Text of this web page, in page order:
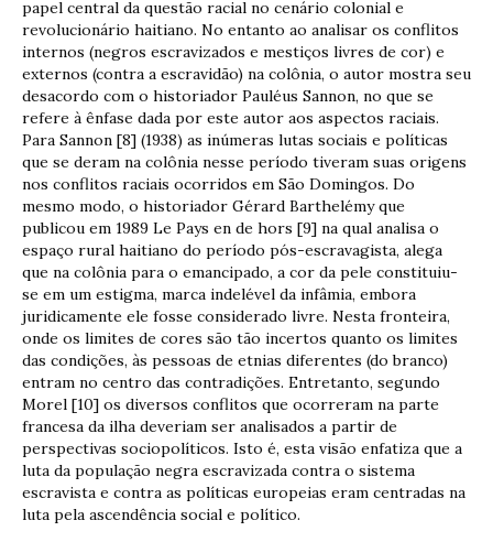
papel central da questão racial no cenário colonial e
revolucionário haitiano. No entanto ao analisar os conflitos
internos (negros escravizados e mestiços livres de cor) e
externos (contra a escravidão) na colônia, o autor mostra seu
desacordo com o historiador Pauléus Sannon, no que se
refere à ênfase dada por este autor aos aspectos raciais.
Para Sannon [8] (1938) as inúmeras lutas sociais e políticas
que se deram na colônia nesse período tiveram suas origens
nos conflitos raciais ocorridos em São Domingos. Do
mesmo modo, o historiador Gérard Barthelémy que
publicou em 1989 Le Pays en de hors [9] na qual analisa o
espaço rural haitiano do período pós-escravagista, alega
que na colônia para o emancipado, a cor da pele constituiu-
se em um estigma, marca indelével da infâmia, embora
juridicamente ele fosse considerado livre. Nesta fronteira,
onde os limites de cores são tão incertos quanto os limites
das condições, às pessoas de etnias diferentes (do branco)
entram no centro das contradições. Entretanto, segundo
Morel [10] os diversos conflitos que ocorreram na parte
francesa da ilha deveriam ser analisados a partir de
perspectivas sociopolíticos. Isto é, esta visão enfatiza que a
luta da população negra escravizada contra o sistema
escravista e contra as políticas europeias eram centradas na
luta pela ascendência social e político.